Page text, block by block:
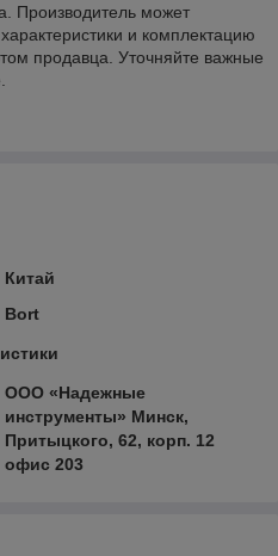
Производитель может
и комплектацию
продавца. Уточняйте важные
Китай
Bort
ООО «Надежные
инструменты» Минск,
Притыцкого, 62, корп. 12
офис 203